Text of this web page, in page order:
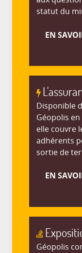
statut du
EN
Disponible
Géopolis en
elle couvre
adhérents
sortie de
EN
Géopolis